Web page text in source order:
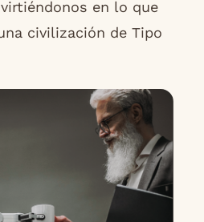
en lo que
civilización de Tipo